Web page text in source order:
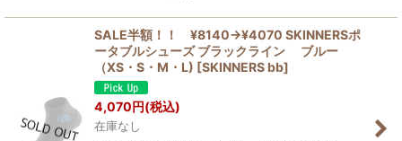
SALE半額！！ ¥8140→¥4070 SKINNERSポ
ータブルシューズ ブラックライン ブルー
（XS・S・M・L) [SKINNERS bb]
4,070円(税込)
在庫なし